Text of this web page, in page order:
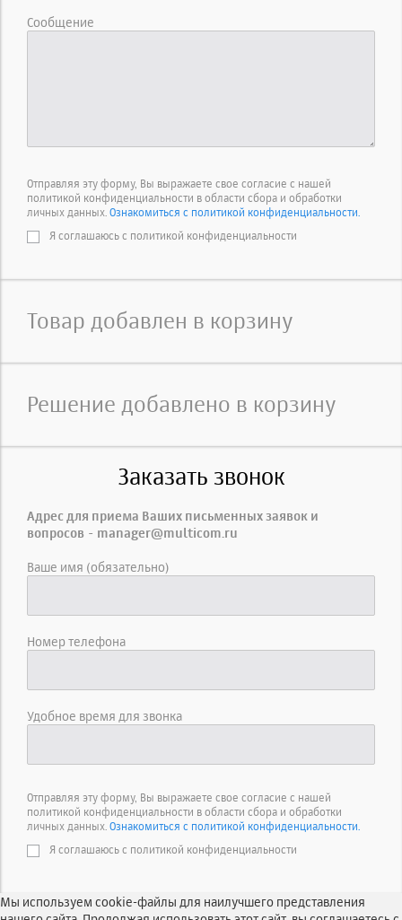
Сообщение
Отправляя эту форму, Вы выражаете свое согласие с нашей
политикой конфиденциальности в области сбора и обработки
личных данных. Ознакомиться с политикой конфиденциальности.
Я соглашаюсь с политикой конфиденциальности
Товар добавлен в корзину
Решение добавлено в корзину
Заказать звонок
Адрес для приема Ваших письменных заявок и
вопросов - manager@multicom.ru
Ваше имя (обязательно)
Номер телефона
Удобное время для звонка
Отправляя эту форму, Вы выражаете свое согласие с нашей
политикой конфиденциальности в области сбора и обработки
личных данных. Ознакомиться с политикой конфиденциальности.
Я соглашаюсь с политикой конфиденциальности
Мы используем cookie-файлы для наилучшего представления